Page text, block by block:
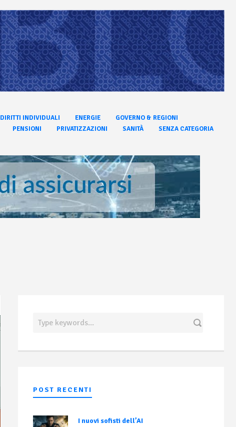
DIRITTI INDIVIDUALI ENERGIE
GOVERNO & REGIONI
PENSIONI PRIVATIZZAZIONI SANITÀ
SENZA CATEGORIA
POST RECENTI
I nuovi sofisti dell’AI